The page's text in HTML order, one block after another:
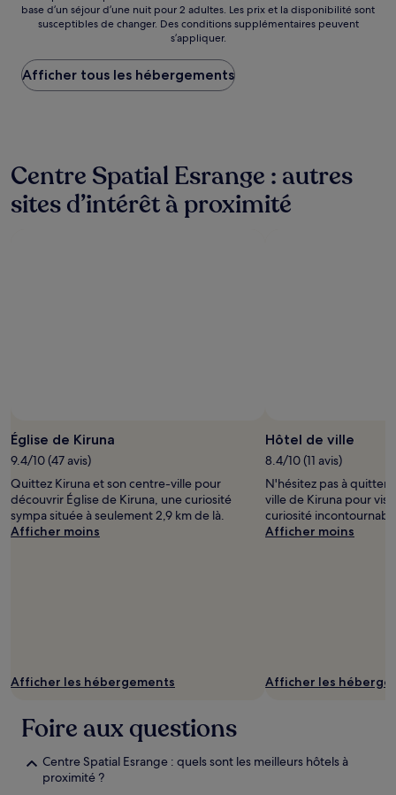
par
nuit
plus
bas
trouvé
heures
sur
la
de
changer.
conditions
supplémentaires
peuvent
s’appliquer.
base d’un séjour d’une nuit pour 2 adultes. Les prix et la disponibilité sont
susceptibles de changer. Des conditions supplémentaires peuvent
s’appliquer.
Afficher tous les hébergements
Centre Spatial Esrange : autres
sites d’intérêt à proximité
Église de Kiruna
9.4/10 (47 avis)
Quittez Kiruna et son centre-ville pour
découvrir Église de Kiruna, une curiosité
sympa située à seulement 2,9 km de là.
Afficher moins
Afficher les hébergements
Hôtel de ville
8.4/10 (11 avis)
N'hésitez pas à quitter
ville de Kiruna pour
curiosité
Afficher moins
Afficher les
Foire aux questions
Centre Spatial Esrange : quels sont les meilleurs hôtels à
proximité ?